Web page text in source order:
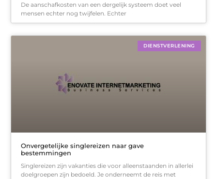
De aanschafkosten van een dergelijk systeem doet veel
mensen echter nog twijfelen. Echter
DIENSTVERLENING
Onvergetelijke singlereizen naar gave
bestemmingen
Singlereizen zijn vakanties die voor alleenstaanden in allerlei
doelgroepen zijn bedoeld. Je onderneemt de reis met